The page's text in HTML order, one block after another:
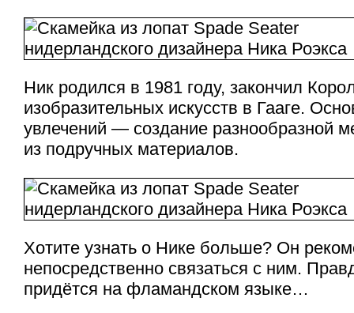
Ник родился в 1981 году, закончил
изобразительных искусств в Гааге.
увлечений — создание разнообразной
из подручных материалов.
Хотите узнать о Нике больше? Он
непосредственно связаться с ним.
придётся на фламандском языке…